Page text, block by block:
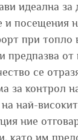
идеална
и посещения
при топло
предпазва
се
за контрол
на най-
ние
като им